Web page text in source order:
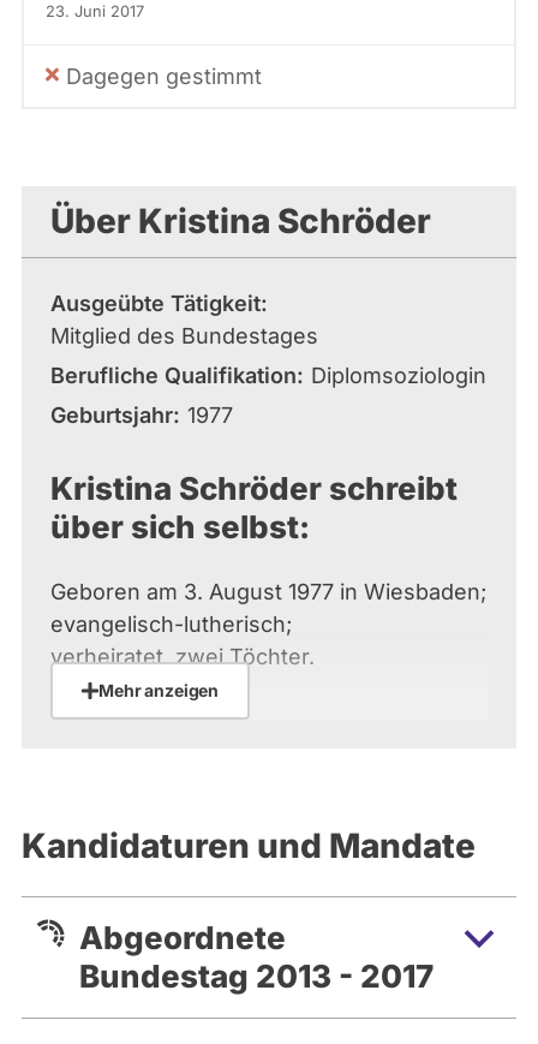
23. Juni 2017
Dagegen gestimmt
Über Kristina Schröder
Ausgeübte Tätigkeit
Mitglied des Bundestages
Berufliche Qualifikation
Diplomsoziologin
Geburtsjahr 1977
Kristina Schröder schreibt
über sich selbst:
Geboren am 3. August 1977 in Wiesbaden;
evangelisch-lutherisch;
verheiratet, zwei Töchter.
1988 bis 1997 altsprachliches Gymnasium
an der Johannes-Gutenberg-Universität
Diplomsoziologin. Hospitantin bei der FAZ.
2009 Promotion zum Dr.
phil. am Institut für Politikwissenschaft,
Universität Mainz.
Mehr anzeigen
Kandidaturen und Mandate
Abgeordnete
Bundestag 2013 - 2017